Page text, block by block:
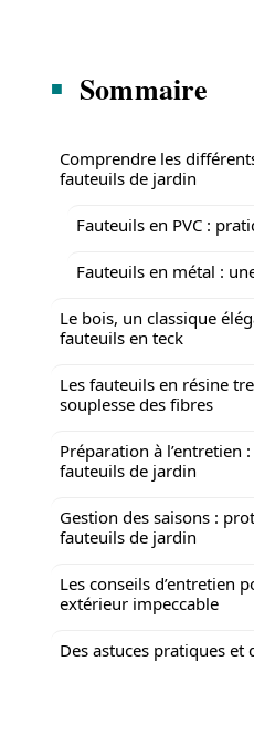
Sommaire
Comprendre les
fauteuils de jardin
Fauteuils en PVC :
Fauteuils en métal :
Le bois, un classique
fauteuils en teck
Les fauteuils en résine
souplesse des fibres
Préparation à l’entretien
fauteuils de jardin
Gestion des saisons :
fauteuils de jardin
Les conseils d’entretien
extérieur impeccable
Des astuces pratiques et